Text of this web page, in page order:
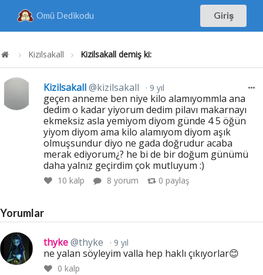
Omü Dedikodu Giriş
Kizilsakall Kizilsakall demiş ki:
Kizilsakall@kizilsakall 9 yıl
geçen anneme ben niye kilo alamıyommla ana
dedim o kadar yiyorum dedim pilavı makarnayı
ekmeksiz asla yemiyom diyom günde 4 5 öğün
yiyom diyom ama kilo alamıyom diyom aşık
olmuşsundur diyo ne gada doğrudur acaba
merak ediyorum¿? he bi de bir doğum günümü
daha yalnız geçirdim çok mutluyum :)
10 kalp 8 yorum 0 paylaş
Yorumlar
thyke@thyke 9 yıl
ne yalan söyleyim valla hep haklı çıkıyorlar😊
0 kalp